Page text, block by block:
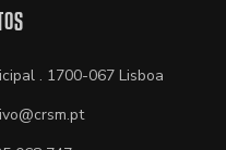
. 1700-067 Lisboa